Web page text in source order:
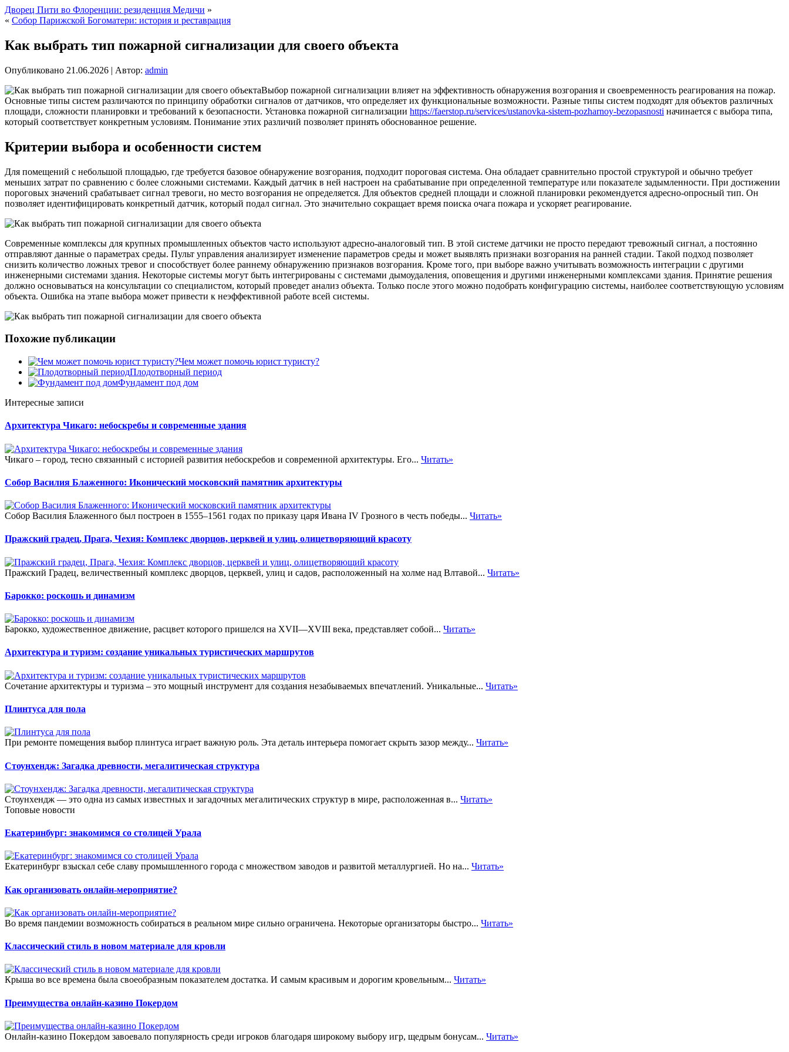
Дворец Пити во Флоренции: резиденция Медичи »
« Собор Парижской Богоматери: история и реставрация
Как выбрать тип пожарной сигнализации для своего объекта
Опубликовано 21.06.2026 | Автор: admin
Выбор пожарной сигнализации влияет на эффективность обнаружения возгорания и своевременность реагирования на пожар.
Основные типы систем различаются по принципу обработки сигналов от датчиков, что определяет их функциональные возможности. Разные типы систем подходят для объектов различных
площади, сложности планировки и требований к безопасности. Установка пожарной сигнализации https://faerstop.ru/services/ustanovka-sistem-pozharnoy-bezopasnosti начинается с выбора типа,
который соответствует конкретным условиям. Понимание этих различий позволяет принять обоснованное решение.
Критерии выбора и особенности систем
Для помещений с небольшой площадью, где требуется базовое обнаружение возгорания, подходит пороговая система. Она обладает сравнительно простой структурой и обычно требует
меньших затрат по сравнению с более сложными системами. Каждый датчик в ней настроен на срабатывание при определенной температуре или показателе задымленности. При достижении
пороговых значений срабатывает сигнал тревоги, но место возгорания не определяется. Для объектов средней площади и сложной планировки рекомендуется адресно-опросный тип. Он
позволяет идентифицировать конкретный датчик, который подал сигнал. Это значительно сокращает время поиска очага пожара и ускоряет реагирование.
Современные комплексы для крупных промышленных объектов часто используют адресно-аналоговый тип. В этой системе датчики не просто передают тревожный сигнал, а постоянно
отправляют данные о параметрах среды. Пульт управления анализирует изменение параметров среды и может выявлять признаки возгорания на ранней стадии. Такой подход позволяет
снизить количество ложных тревог и способствует более раннему обнаружению признаков возгорания. Кроме того, при выборе важно учитывать возможность интеграции с другими
инженерными системами здания. Некоторые системы могут быть интегрированы с системами дымоудаления, оповещения и другими инженерными комплексами здания. Принятие решения
должно основываться на консультации со специалистом, который проведет анализ объекта. Только после этого можно подобрать конфигурацию системы, наиболее соответствующую условиям
объекта. Ошибка на этапе выбора может привести к неэффективной работе всей системы.
Похожие публикации
Чем может помочь юрист туристу?
Плодотворный период
Фундамент под дом
Интересные записи
Архитектура Чикаго: небоскребы и современные здания
Чикаго – город, тесно связанный с историей развития небоскребов и современной архитектуры. Его... Читать»
Собор Василия Блаженного: Иконический московский памятник архитектуры
Собор Василия Блаженного был построен в 1555–1561 годах по приказу царя Ивана IV Грозного в честь победы... Читать»
Пражский градец, Прага, Чехия: Комплекс дворцов, церквей и улиц, олицетворяющий красоту
Пражский Градец, величественный комплекс дворцов, церквей, улиц и садов, расположенный на холме над Влтавой... Читать»
Барокко: роскошь и динамизм
Барокко, художественное движение, расцвет которого пришелся на XVII—XVIII века, представляет собой... Читать»
Архитектура и туризм: создание уникальных туристических маршрутов
Сочетание архитектуры и туризма – это мощный инструмент для создания незабываемых впечатлений. Уникальные... Читать»
Плинтуса для пола
При ремонте помещения выбор плинтуса играет важную роль. Эта деталь интерьера помогает скрыть зазор между... Читать»
Стоунхендж: Загадка древности, мегалитическая структура
Стоунхендж — это одна из самых известных и загадочных мегалитических структур в мире, расположенная в... Читать»
Топовые новости
Екатеринбург: знакомимся со столицей Урала
Екатеринбург взыскал себе славу промышленного города с множеством заводов и развитой металлургией. Но на... Читать»
Как организовать онлайн-мероприятие?
Во время пандемии возможность собираться в реальном мире сильно ограничена. Некоторые организаторы быстро... Читать»
Классический стиль в новом материале для кровли
Крыша во все времена была своеобразным показателем достатка. И самым красивым и дорогим кровельным... Читать»
Преимущества онлайн-казино Покердом
Онлайн-казино Покердом завоевало популярность среди игроков благодаря широкому выбору игр, щедрым бонусам... Читать»